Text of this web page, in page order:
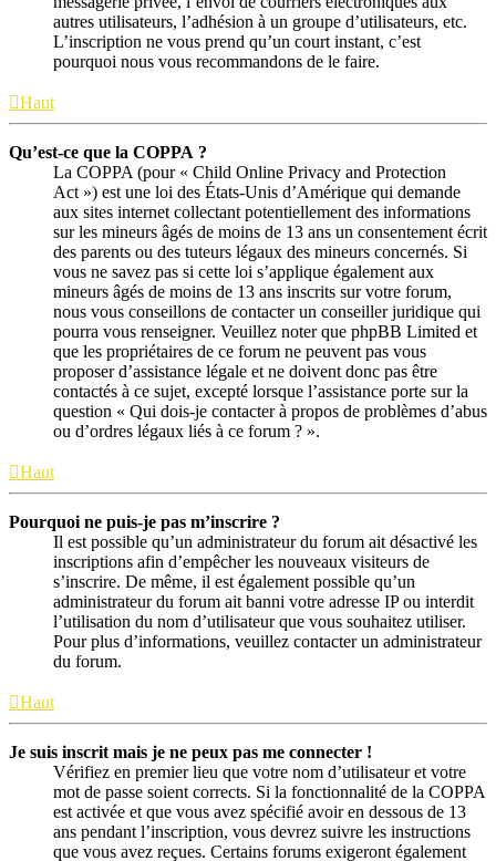
autres utilisateurs, l’adhésion à un groupe d’utilisateurs, etc.
L’inscription ne vous prend qu’un court instant, c’est
pourquoi nous vous recommandons de le faire.
Haut
Qu’est-ce que la COPPA ?
La COPPA (pour « Child Online Privacy and Protection
Act ») est une loi des États-Unis d’Amérique qui demande
aux sites internet collectant potentiellement des informations
sur les mineurs âgés de moins de 13 ans un consentement écrit
des parents ou des tuteurs légaux des mineurs concernés. Si
vous ne savez pas si cette loi s’applique également aux
mineurs âgés de moins de 13 ans inscrits sur votre forum,
nous vous conseillons de contacter un conseiller juridique qui
pourra vous renseigner. Veuillez noter que phpBB Limited et
que les propriétaires de ce forum ne peuvent pas vous
proposer d’assistance légale et ne doivent donc pas être
contactés à ce sujet, excepté lorsque l’assistance porte sur la
question « Qui dois-je contacter à propos de problèmes d’abus
ou d’ordres légaux liés à ce forum ? ».
Haut
Pourquoi ne puis-je pas m’inscrire ?
Il est possible qu’un administrateur du forum ait désactivé les
inscriptions afin d’empêcher les nouveaux visiteurs de
s’inscrire. De même, il est également possible qu’un
administrateur du forum ait banni votre adresse IP ou interdit
l’utilisation du nom d’utilisateur que vous souhaitez utiliser.
Pour plus d’informations, veuillez contacter un administrateur
du forum.
Haut
Je suis inscrit mais je ne peux pas me connecter !
Vérifiez en premier lieu que votre nom d’utilisateur et votre
mot de passe soient corrects. Si la fonctionnalité de la COPPA
est activée et que vous avez spécifié avoir en dessous de 13
ans pendant l’inscription, vous devrez suivre les instructions
que vous avez reçues. Certains forums exigeront également